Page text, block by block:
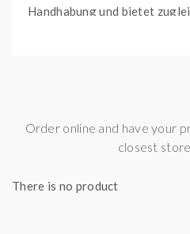
Handhabung und bietet
24mm Durchmesser
4,5ml Tankvolumen
510er Pin
Order online and have your
closest
There is no product